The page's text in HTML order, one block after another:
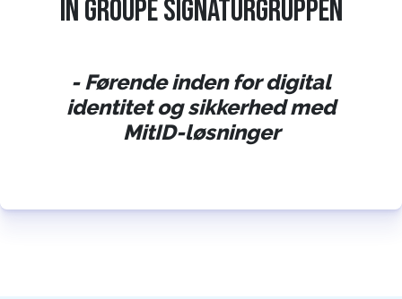
IN Groupe Signaturgruppen
- Førende inden for digital
identitet og sikkerhed med
MitID-løsninger